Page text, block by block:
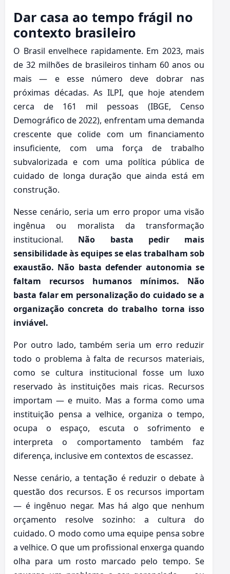
Dar casa ao tempo frágil no
contexto brasileiro
O Brasil envelhece rapidamente. Em 2023, mais
de 32 milhões de brasileiros tinham 60 anos ou
mais — e esse número deve dobrar nas
próximas décadas. As ILPI, que hoje atendem
cerca de 161 mil pessoas (IBGE, Censo
Demográfico de 2022), enfrentam uma demanda
crescente que colide com um financiamento
insuficiente, com uma força de trabalho
subvalorizada e com uma política pública de
cuidado de longa duração que ainda está em
construção.
Nesse cenário, seria um erro propor uma visão
ingênua ou moralista da transformação
institucional. Não basta pedir mais
sensibilidade às equipes se elas trabalham sob
exaustão. Não basta defender autonomia se
faltam recursos humanos mínimos. Não
basta falar em personalização do cuidado se a
organização concreta do trabalho torna isso
inviável.
Por outro lado, também seria um erro reduzir
todo o problema à falta de recursos materiais,
como se cultura institucional fosse um luxo
reservado às instituições mais ricas. Recursos
importam — e muito. Mas a forma como uma
instituição pensa a velhice, organiza o tempo,
ocupa o espaço, escuta o sofrimento e
interpreta o comportamento também faz
diferença, inclusive em contextos de escassez.
Nesse cenário, a tentação é reduzir o debate à
questão dos recursos. E os recursos importam
— é ingênuo negar. Mas há algo que nenhum
orçamento resolve sozinho: a cultura do
cuidado. O modo como uma equipe pensa sobre
a velhice. O que um profissional enxerga quando
olha para um rosto marcado pelo tempo. Se